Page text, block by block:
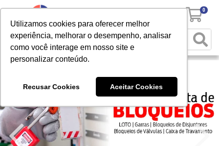
Utilizamos cookies para oferecer melhor
experiência, melhorar o desempenho, analisar
como você interage em nosso site e
personalizar conteúdo.
Recusar Cookies Aceitar Cookies
0